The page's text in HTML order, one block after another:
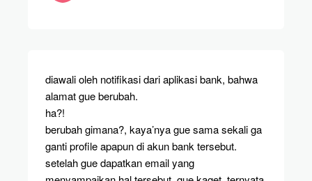
diawali oleh notifikasi dari aplikasi bank, bahwa
alamat gue berubah.
ha?!
berubah gimana?, kaya’nya gue sama sekali ga
ganti profile apapun di akun bank tersebut.
setelah gue dapatkan email yang